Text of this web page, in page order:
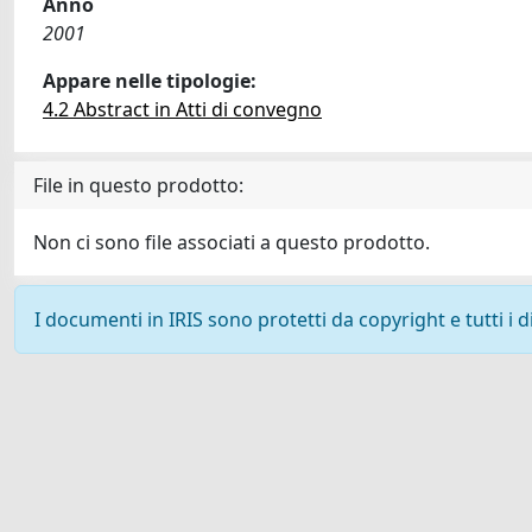
2001
Appare nelle tipologie:
4.2 Abstract in Atti di convegno
File in questo prodotto:
Non ci sono file associati a questo prodotto.
I documenti in IRIS sono protetti da copyright e tutti i